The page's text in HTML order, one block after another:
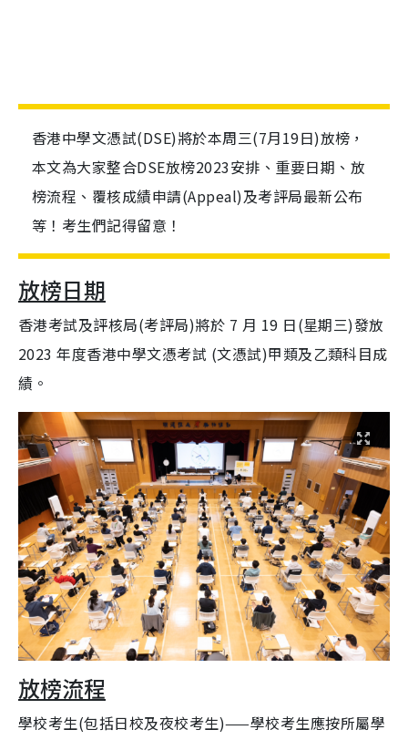
香港中學文憑試(DSE)將於本周三(7月19日)放榜，
本文為大家整合DSE放榜2023安排、重要日期、放
榜流程、覆核成績申請(Appeal)及考評局最新公布
等！考生們記得留意！
放榜日期
香港考試及評核局(考評局)將於 7 月 19 日(星期三)發放
2023 年度香港中學文憑考試 (文憑試)甲類及乙類科目成
績。
放榜流程
學校考生(包括日校及夜校考生)——學校考生應按所屬學